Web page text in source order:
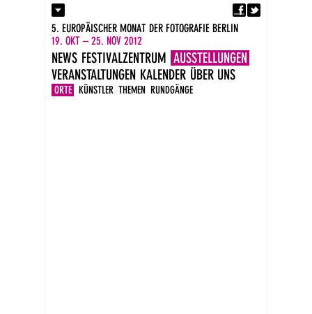
Kontakt
Presse
Impressum
DE
EN
5. EUROPÄISCHER MONAT DER FOTOGRAFIE BERLIN
19. OKT – 25. NOV 2012
NEWS FESTIVALZENTRUM AUSSTELLUNGEN
ORTE KÜNSTLER THEMEN RUNDGÄNGE
VERANSTALTUNGEN KALENDER ÜBER UNS